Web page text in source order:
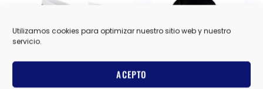
Utilizamos cookies para optimizar nuestro sitio web y nuestro
servicio.
ACEPTO